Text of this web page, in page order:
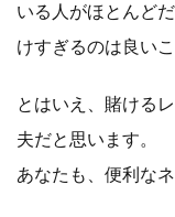
いる人がほとんど
けすぎるのは良い
とはいえ、賭ける
夫だと思います。
あなたも、便利な